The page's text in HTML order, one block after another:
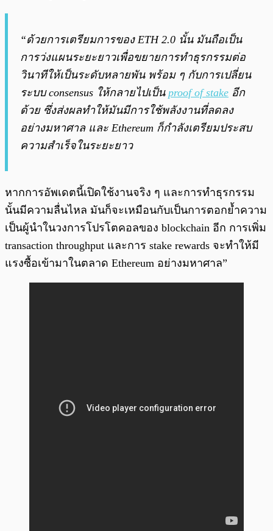
“ด้วยการเตรียมการของ ETH 2.0 นั้น มันถือเป็น
การว่งแผนระยะยาวเพื่อขยายการทำธุรกรรมต่อ
วินาทีให้เป็นระดับหลายพัน พร้อม ๆ กับการเปลี่ยน
ระบบ consensus ให้กลายไปเป็น proof of stake อีก
ด้วย ซึ่งส่งผลทำให้มันมีการใช้พลังงานที่ลดลง
อย่างมหาศาล และ Ethereum ก็กำลังเตรียมประสบ
ความสำเร็จในระยะยาว
หากการอัพเดตนี้เปิดใช้งานจริง ๆ และการทำธุรกรรม
นั้นมีความลื่นไหล มันก็จะเหมือนกับเป็นการตอกย้ำความ
เป็นผู้นำในวงการโปรโตคอลของ blockchain อีก การเพิ่ม
transaction throughput และการ stake rewards จะทำให้มี
แรงซื้อเข้ามาในตลาด Ethereum อย่างมหาศาล”